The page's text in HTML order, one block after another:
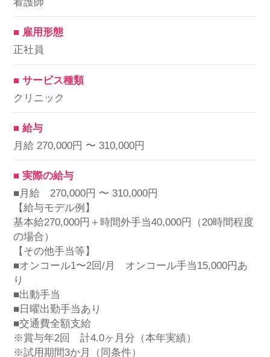
■ 雇用形態
正社員
■ サービス種類
クリニック
■ 給与
月給 270,000円 〜 310,000円
■ 実際の給与
■月給 270,000円 〜 310,000円
【給与モデル例】
基本給270,000円＋時間外手当40,000円（20時間程度
の場合）
【その他手当等】
■オンコール1〜2回/月 オンコール手当15,000円あ
り
■出動手当
■日曜出勤手当あり
■交通費全額支給
※賞与年2回 計4.0ヶ月分（本年実績）
※試用期間3か月（同条件）